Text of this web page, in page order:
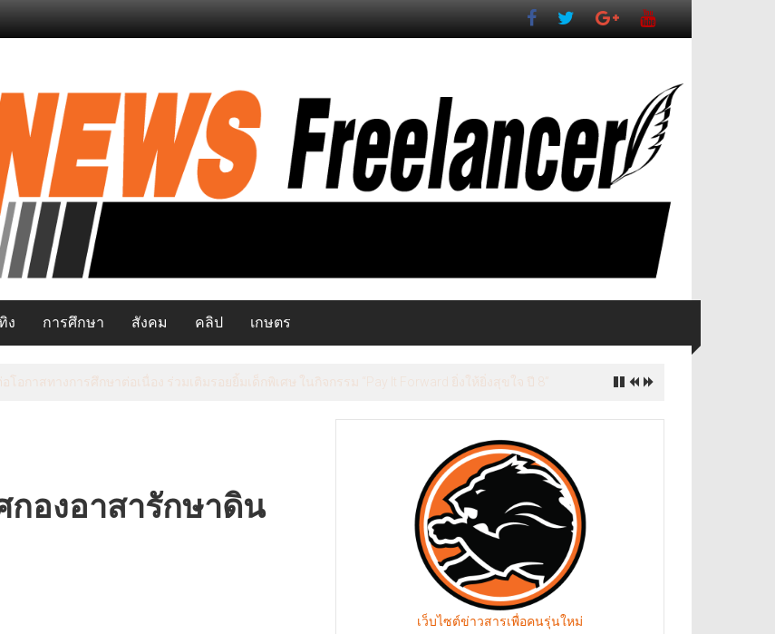
ง การศึกษา สังคม คลิป เกษตร
สัมมนาพัฒนาศักยภาพอาสาสมัครท่องเที่ยว มุ่งยกระดับแหล่งท่องเที่ยวเชิงวัฒนธรรมจังหวัดนครปฐม
กองอาสารักษาดิน
เว็บไซต์ข่าวสารเพื่อคนรุ่นใหม่